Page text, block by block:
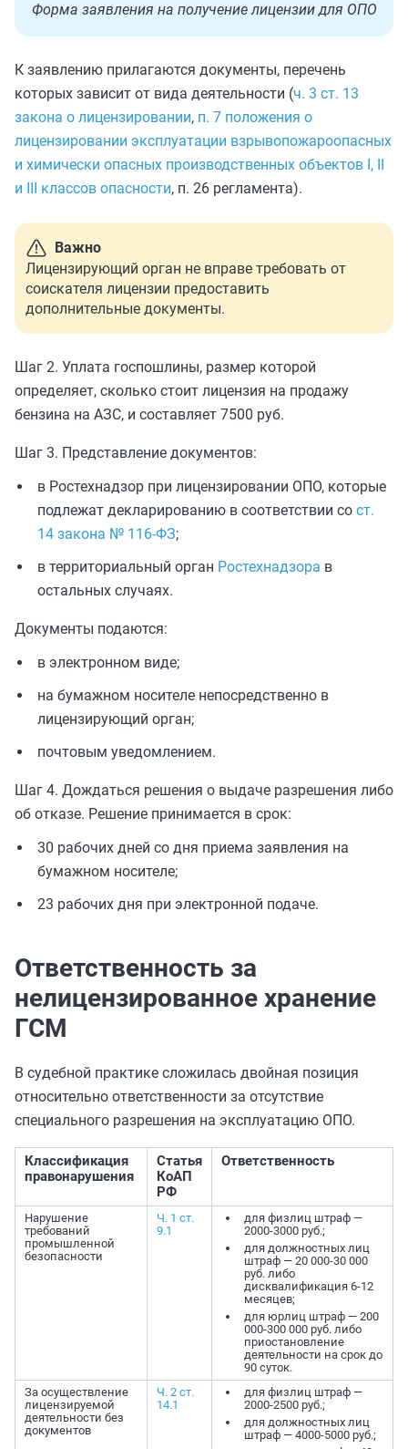
Форма заявления на получение лицензии для ОПО
К заявлению прилагаются документы, перечень
которых зависит от вида деятельности (ч. 3 ст. 13
закона о лицензировании, п. 7 положения о
лицензировании эксплуатации взрывопожароопасных
и химически опасных производственных объектов I, II
и III классов опасности, п. 26 регламента).
Важно
Лицензирующий орган не вправе требовать от
соискателя лицензии предоставить
дополнительные документы.
Шаг 2. Уплата госпошлины, размер которой
определяет, сколько стоит лицензия на продажу
бензина на АЗС, и составляет 7500 руб.
Шаг 3. Представление документов:
в Ростехнадзор при лицензировании ОПО, которые
подлежат декларированию в соответствии со ст.
14 закона № 116-ФЗ;
в территориальный орган Ростехнадзора в
остальных случаях.
Документы подаются:
в электронном виде;
на бумажном носителе непосредственно в
лицензирующий орган;
почтовым уведомлением.
Шаг 4. Дождаться решения о выдаче разрешения либо
об отказе. Решение принимается в срок:
30 рабочих дней со дня приема заявления на
бумажном носителе;
23 рабочих дня при электронной подаче.
Ответственность за
нелицензированное хранение
ГСМ
В судебной практике сложилась двойная позиция
относительно ответственности за отсутствие
специального разрешения на эксплуатацию ОПО.
Классификация
правонарушения
Статья
КоАП
РФ
Ответственность
Нарушение
требований
промышленной
безопасности
Ч. 1 ст.
9.1
для физлиц штраф —
2000-3000 руб.;
для должностных лиц
штраф — 20 000-30 000
руб. либо
дисквалификация 6-12
месяцев;
для юрлиц штраф — 200
000-300 000 руб. либо
приостановление
деятельности на срок до
90 суток.
За осуществление
лицензируемой
деятельности без
документов
Ч. 2 ст.
14.1
для физлиц штраф —
2000-2500 руб.;
для должностных лиц
штраф — 4000-5000 руб.;